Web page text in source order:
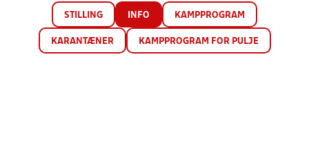
STILLING INFO KAMPPROGRAM
KARANTÆNER KAMPPROGRAM FOR PULJE